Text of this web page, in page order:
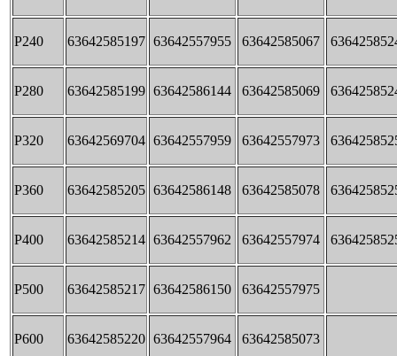
P240 63642585197 63642557955 63642585067
P280 63642585199 63642586144 63642585069
P320 63642569704 63642557959 63642557973
P360 63642585205 63642586148 63642585078
P400 63642585214 63642557962 63642557974
P500 63642585217 63642586150 63642557975
P600 63642585220 63642557964 63642585073